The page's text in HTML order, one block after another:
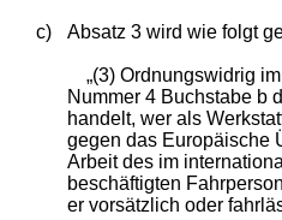
c) Absatz 3 wird wie folgt
„(3) Ordnungswidrig
Nummer 4 Buchstabe b
handelt, wer als
gegen das Europäische
Arbeit des im
beschäftigten
er vorsätzlich oder